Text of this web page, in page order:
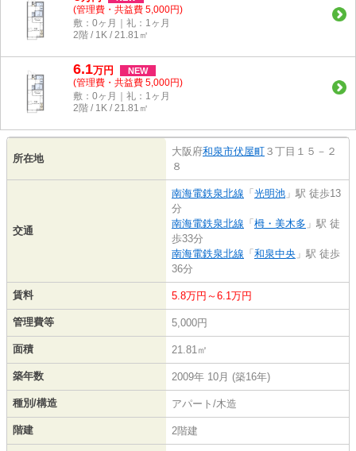
(管理費・共益費 5,000円)
敷：0ヶ月｜礼：1ヶ月
2階 / 1K / 21.81㎡
6.1万円 NEW
(管理費・共益費 5,000円)
敷：0ヶ月｜礼：1ヶ月
2階 / 1K / 21.81㎡
所在地
大阪府和泉市伏屋町 ３丁目１５－２
８
交通
南海電鉄泉北線 「 光明池 」駅 徒歩13
分
南海電鉄泉北線 「 栂・美木多 」駅 徒
歩33分
南海電鉄泉北線 「 和泉中央 」駅 徒歩
36分
賃料 5.8万円～6.1万円
管理費等 5,000円
面積 21.81㎡
築年数 2009年 10月 (築16年)
種別/構造 アパート/木造
階建 2階建